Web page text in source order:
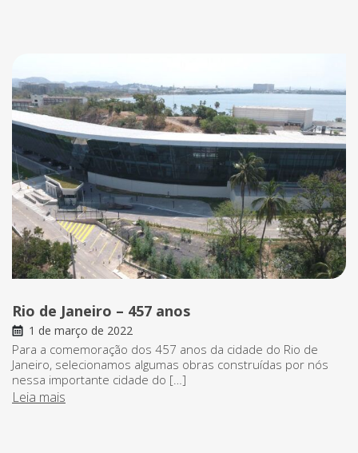
Rio de Janeiro – 457 anos
1 de março de 2022
Para a comemoração dos 457 anos da cidade do Rio de
Janeiro, selecionamos algumas obras construídas por nós
nessa importante cidade do […]
Leia mais